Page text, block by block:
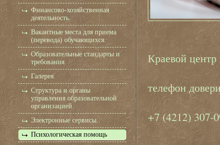
Финансово-хозяйственная
деятельность.
Вакантные места для приема
(перевода) обучающихся.
Образовательные стандарты и
требования.
Галерея.
Структура и органы
управления образовательной
организацией.
Электронные сервисы.
Психологическая помощь
Краевой центр
телефон
+7 (4212) 307-